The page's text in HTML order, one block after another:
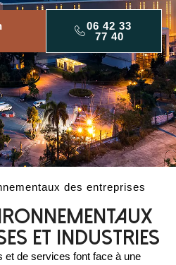
06 42 33
77 40
des entreprises
et industries
et de services font face à une